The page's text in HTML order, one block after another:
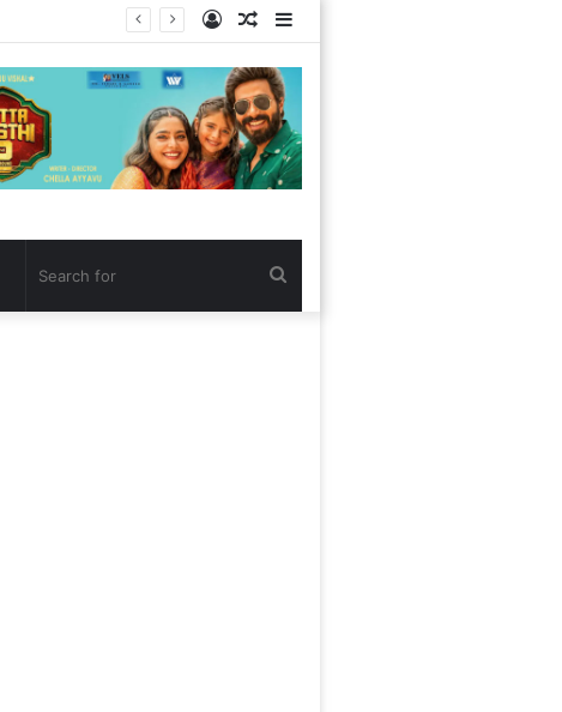
Sidebar
Random
Article
Log
In